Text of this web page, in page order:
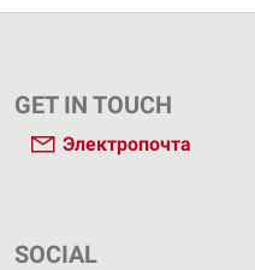
GET IN TOUCH
Электропочта
SOCIAL